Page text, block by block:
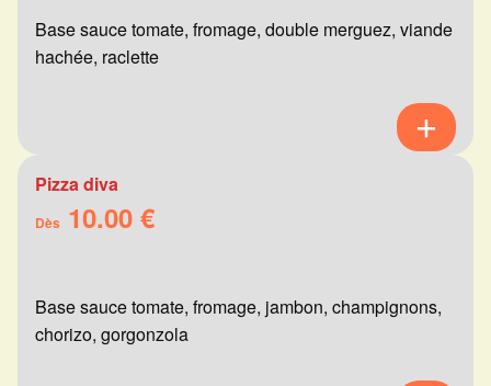
Base sauce tomate, fromage, double merguez, viande
hachée, raclette
Pizza diva
Dès 10.00 €
Base sauce tomate, fromage, jambon, champignons,
chorizo, gorgonzola